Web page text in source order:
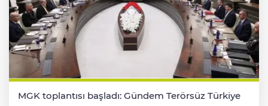
MGK toplantısı başladı: Gündem Terörsüz Türkiye